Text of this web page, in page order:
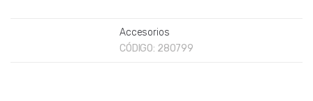
Accesorios
CÓDIGO: 280799